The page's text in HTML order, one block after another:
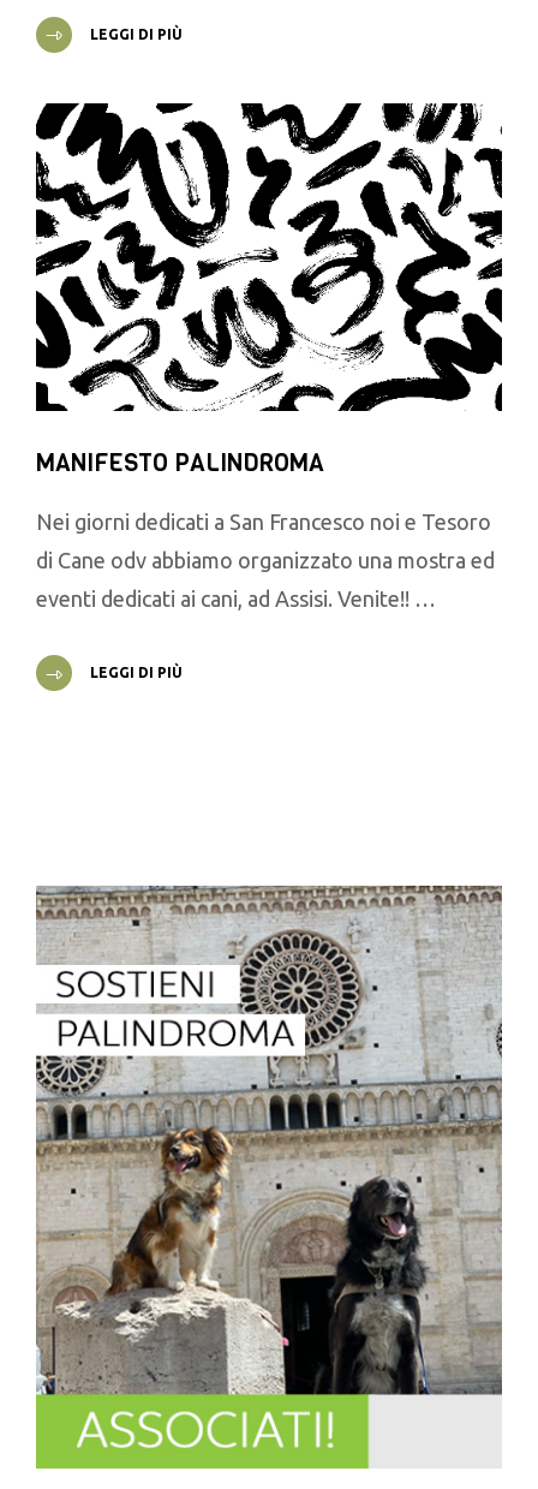
LEGGI DI PIÙ
MANIFESTO PALINDROMA
Nei giorni dedicati a San Francesco noi e Tesoro
di Cane odv abbiamo organizzato una mostra ed
eventi dedicati ai cani, ad Assisi. Venite!! …
LEGGI DI PIÙ